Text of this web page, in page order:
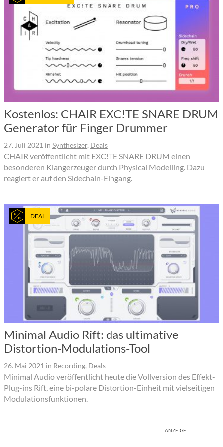
Kostenlos: CHAIR EXC!TE SNARE DRUM
Generator für Finger Drummer
27. Juli 2021 in Synthesizer, Deals
CHAIR veröffentlicht mit EXC!TE SNARE DRUM einen
besonderen Klangerzeuger durch Physical Modelling. Dazu
reagiert er auf den Sidechain-Eingang.
DEAL
Minimal Audio Rift: das ultimative
Distortion-Modulations-Tool
26. Mai 2021 in Recording, Deals
Minimal Audio veröffentlicht heute die Vollversion des Effekt-
Plug-ins Rift, eine bi-polare Distortion-Einheit mit vielseitigen
Modulationsfunktionen.
ANZEIGE